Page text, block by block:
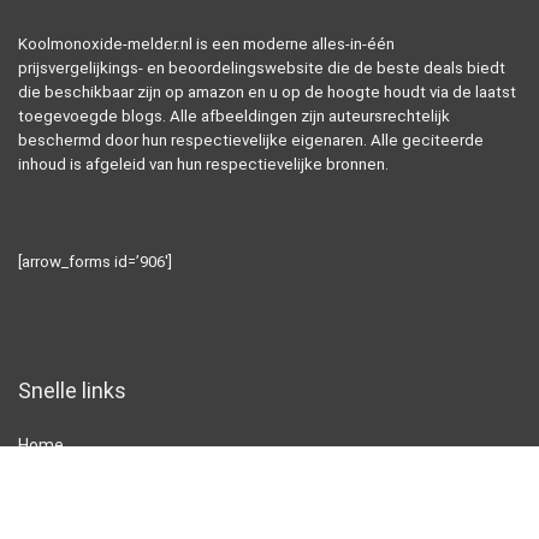
Koolmonoxide-melder.nl is een moderne alles-in-één
prijsvergelijkings- en beoordelingswebsite die de beste deals biedt
die beschikbaar zijn op amazon en u op de hoogte houdt via de laatst
toegevoegde blogs. Alle afbeeldingen zijn auteursrechtelijk
beschermd door hun respectievelijke eigenaren. Alle geciteerde
inhoud is afgeleid van hun respectievelijke bronnen.
[arrow_forms id=’906′]
Snelle links
Home